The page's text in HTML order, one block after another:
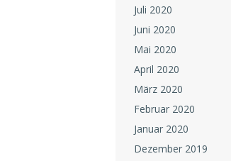
Juli 2020
Juni 2020
Mai 2020
April 2020
März 2020
Februar 2020
Januar 2020
Dezember 2019